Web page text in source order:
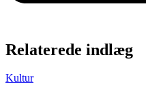
Relaterede indlæg
Kultur